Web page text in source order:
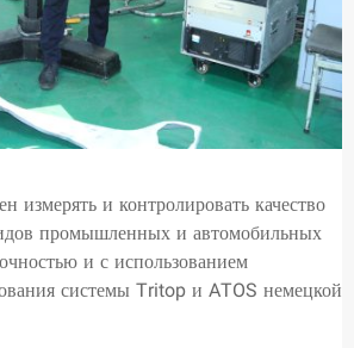
измерять и контролировать качество
промышленных и автомобильных
и с использованием
системы Tritop и ATOS немецкой